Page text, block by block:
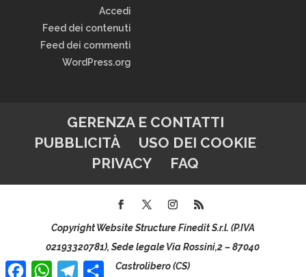
Accedi
Feed dei contenuti
Feed dei commenti
WordPress.org
GERENZA E CONTATTI
PUBBLICITÀ
USO DEI COOKIE
PRIVACY
FAQ
Copyright Website Structure Finedit S.r.l. (P.IVA
02193320781), Sede legale Via Rossini,2 – 87040
Castrolibero (CS)
Facebook
WhatsAppTelegram
Condividi